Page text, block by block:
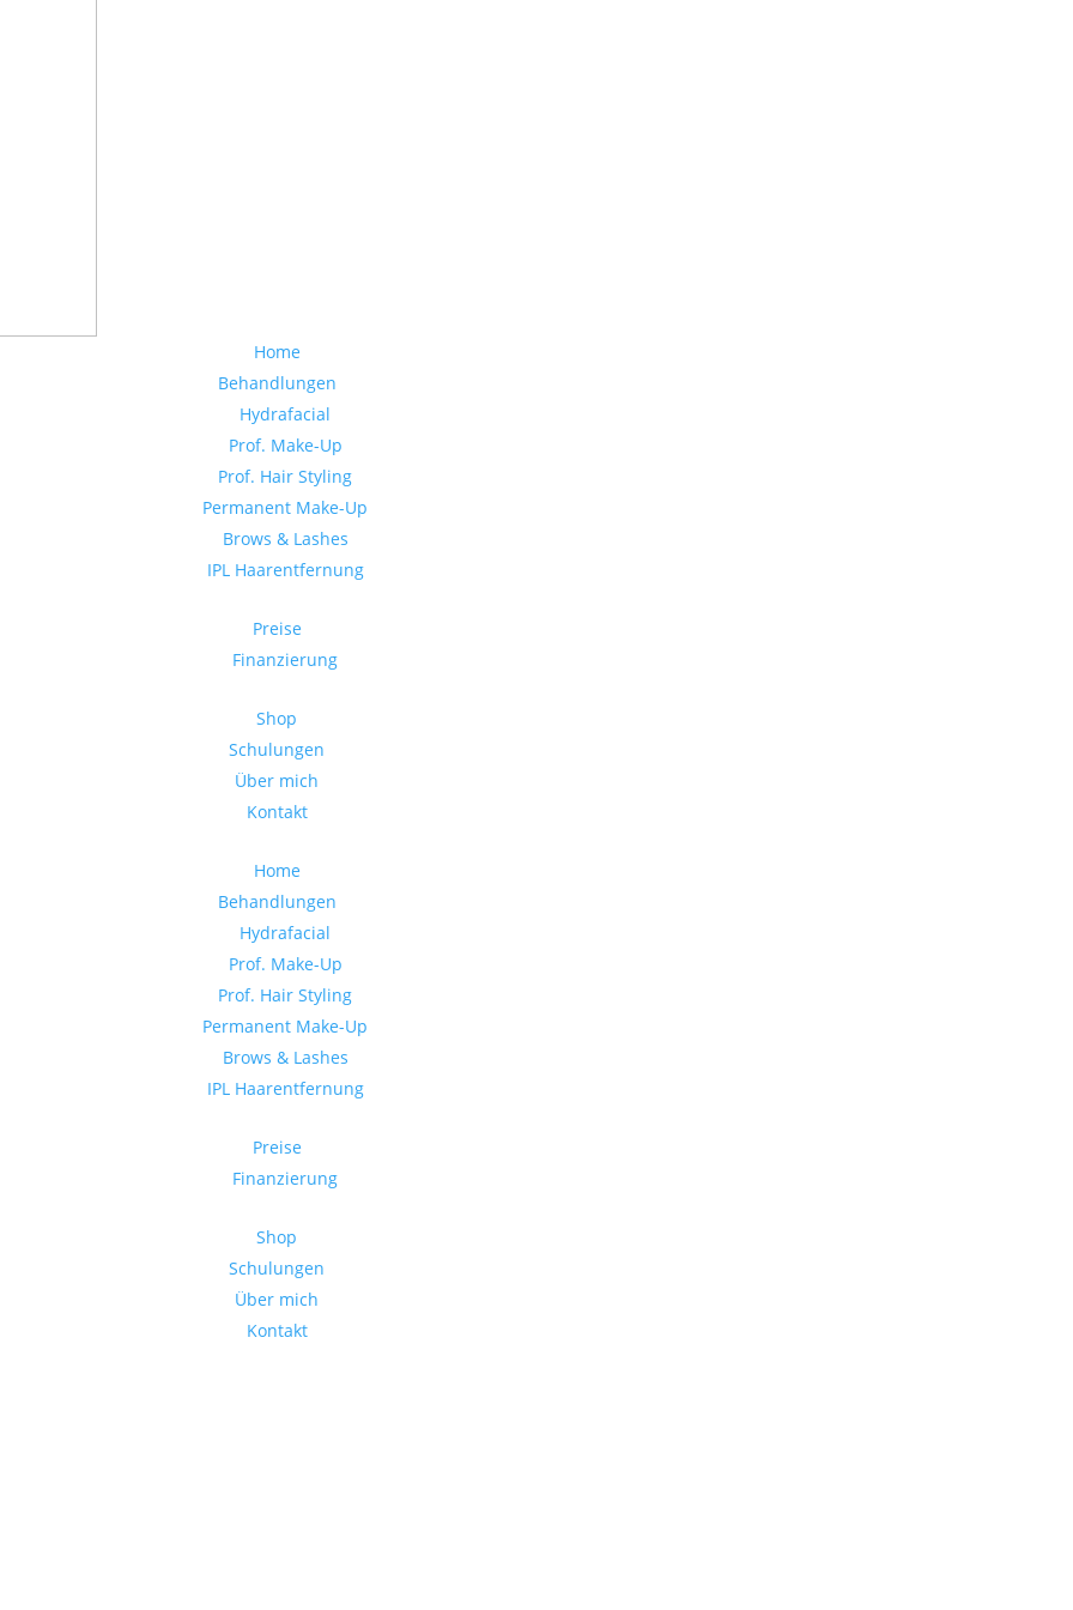
Home
Behandlungen
Hydrafacial
Prof. Make-Up
Prof. Hair Styling
Permanent Make-Up
Brows & Lashes
IPL Haarentfernung
Preise
Finanzierung
Shop
Schulungen
Über mich
Kontakt
Home
Behandlungen
Hydrafacial
Prof. Make-Up
Prof. Hair Styling
Permanent Make-Up
Brows & Lashes
IPL Haarentfernung
Preise
Finanzierung
Shop
Schulungen
Über mich
Kontakt